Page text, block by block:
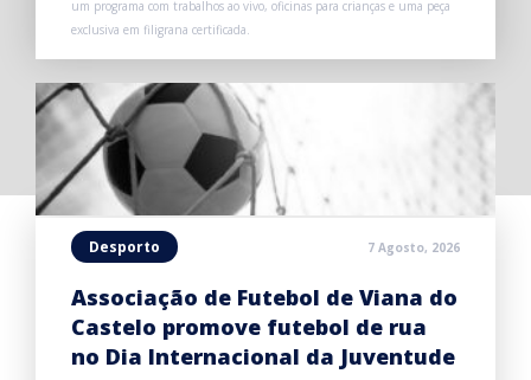
um programa com trabalhos ao vivo, oficinas para crianças e uma peça
exclusiva em filigrana certificada.
Desporto 7 Agosto, 2026
Associação de Futebol de Viana do
Castelo promove futebol de rua
no Dia Internacional da Juventude